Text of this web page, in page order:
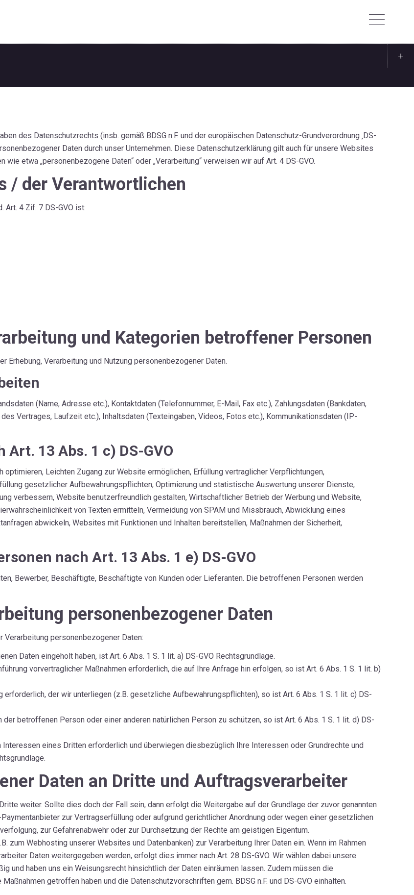
des Datenschutzrechts (insb. gemäß BDSG n.F. und der europäischen Datenschutz-Grundverordnung ‚DS-
Daten durch unser Unternehmen. Diese Datenschutzerklärung gilt auch für unsere Websites
etwa „personenbezogene Daten“ oder „Verarbeitung“ verweisen wir auf Art. 4 DS-GVO.
/ der Verantwortlichen
Art. 4 Zif. 7 DS-GVO ist:
und Kategorien betroffener Personen
Erhebung, Verarbeitung und Nutzung personenbezogener Daten.
(Name, Adresse etc.), Kontaktdaten (Telefonnummer, E-Mail, Fax etc.), Zahlungsdaten (Bankdaten,
Vertrages, Laufzeit etc.), Inhaltsdaten (Texteingaben, Videos, Fotos etc.), Kommunikationsdaten (IP-
13 Abs. 1 c) DS-GVO
Leichten Zugang zur Website ermöglichen, Erfüllung vertraglicher Verpflichtungen,
gesetzlicher Aufbewahrungspflichten, Optimierung und statistische Auswertung unserer Dienste,
verbessern, Website benutzerfreundlich gestalten, Wirtschaftlicher Betrieb der Werbung und Website,
von Texten ermitteln, Vermeidung von SPAM und Missbrauch, Abwicklung eines
abwickeln, Websites mit Funktionen und Inhalten bereitstellen, Maßnahmen der Sicherheit,
nach Art. 13 Abs. 1 e) DS-GVO
Bewerber, Beschäftigte, Beschäftigte von Kunden oder Lieferanten. Die betroffenen Personen werden
personenbezogener Daten
personenbezogener Daten:
Daten eingeholt haben, ist Art. 6 Abs. 1 S. 1 lit. a) DS-GVO Rechtsgrundlage.
vorvertraglicher Maßnahmen erforderlich, die auf Ihre Anfrage hin erfolgen, so ist Art. 6 Abs. 1 S. 1 lit. b)
der wir unterliegen (z.B. gesetzliche Aufbewahrungspflichten), so ist Art. 6 Abs. 1 S. 1 lit. c) DS-
betroffenen Person oder einer anderen natürlichen Person zu schützen, so ist Art. 6 Abs. 1 S. 1 lit. d) DS-
eines Dritten erforderlich und überwiegen diesbezüglich Ihre Interessen oder Grundrechte und
Daten an Dritte und Auftragsverarbeiter
weiter. Sollte dies doch der Fall sein, dann erfolgt die Weitergabe auf der Grundlage der zuvor genannten
zur Vertragserfüllung oder aufgrund gerichtlicher Anordnung oder wegen einer gesetzlichen
zur Gefahrenabwehr oder zur Durchsetzung der Rechte am geistigen Eigentum.
Webhosting unserer Websites und Datenbanken) zur Verarbeitung Ihrer Daten ein. Wenn im Rahmen
Daten weitergegeben werden, erfolgt dies immer nach Art. 28 DS-GVO. Wir wählen dabei unsere
und haben uns ein Weisungsrecht hinsichtlich der Daten einräumen lassen. Zudem müssen die
getroffen haben und die Datenschutzvorschriften gem. BDSG n.F. und DS-GVO einhalten.